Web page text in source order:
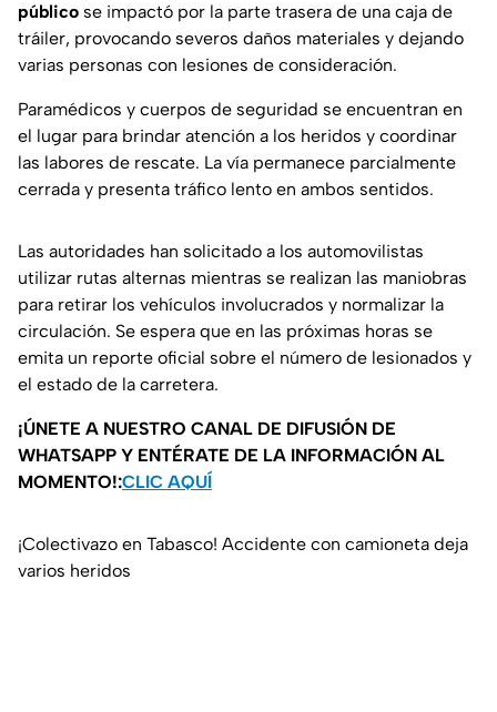
público se impactó por la parte trasera de una caja de
tráiler, provocando severos daños materiales y dejando
varias personas con lesiones de consideración.
Paramédicos y cuerpos de seguridad se encuentran en
el lugar para brindar atención a los heridos y coordinar
las labores de rescate. La vía permanece parcialmente
cerrada y presenta tráfico lento en ambos sentidos.
Las autoridades han solicitado a los automovilistas
utilizar rutas alternas mientras se realizan las maniobras
para retirar los vehículos involucrados y normalizar la
circulación. Se espera que en las próximas horas se
emita un reporte oficial sobre el número de lesionados y
el estado de la carretera.
¡ÚNETE A NUESTRO CANAL DE DIFUSIÓN DE
WHATSAPP Y ENTÉRATE DE LA INFORMACIÓN AL
MOMENTO!:CLIC AQUÍ
¡Colectivazo en Tabasco! Accidente con camioneta deja
varios heridos